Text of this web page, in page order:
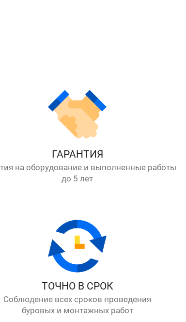
ГАРАНТИЯ
на оборудование и выполненные работы
до 5 лет
ТОЧНО В СРОК
Соблюдение всех сроков проведения
буровых и монтажных работ